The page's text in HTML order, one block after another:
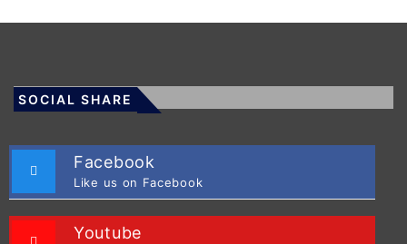
SOCIAL SHARE
Facebook
Like us on Facebook
Youtube